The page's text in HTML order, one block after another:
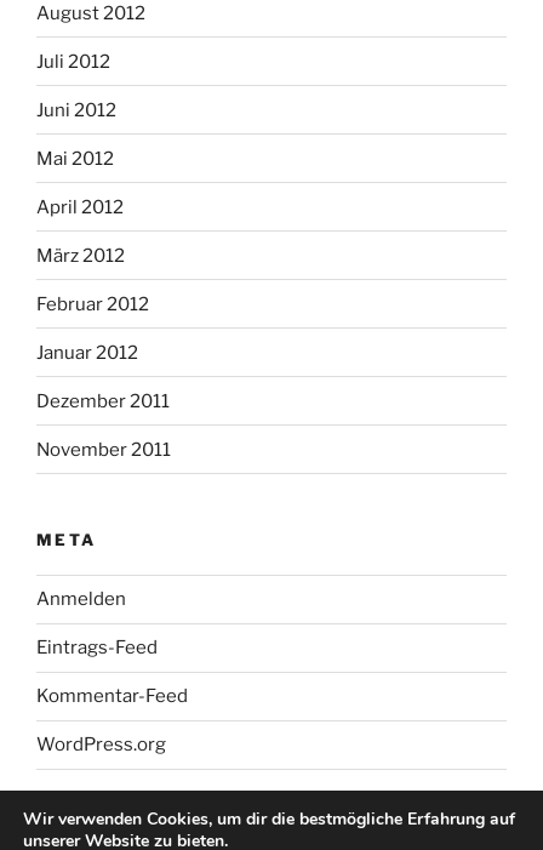
August 2012
Juli 2012
Juni 2012
Mai 2012
April 2012
März 2012
Februar 2012
Januar 2012
Dezember 2011
November 2011
META
Anmelden
Eintrags-Feed
Kommentar-Feed
WordPress.org
Wir verwenden Cookies, um dir die bestmögliche Erfahrung auf
unserer Website zu bieten.